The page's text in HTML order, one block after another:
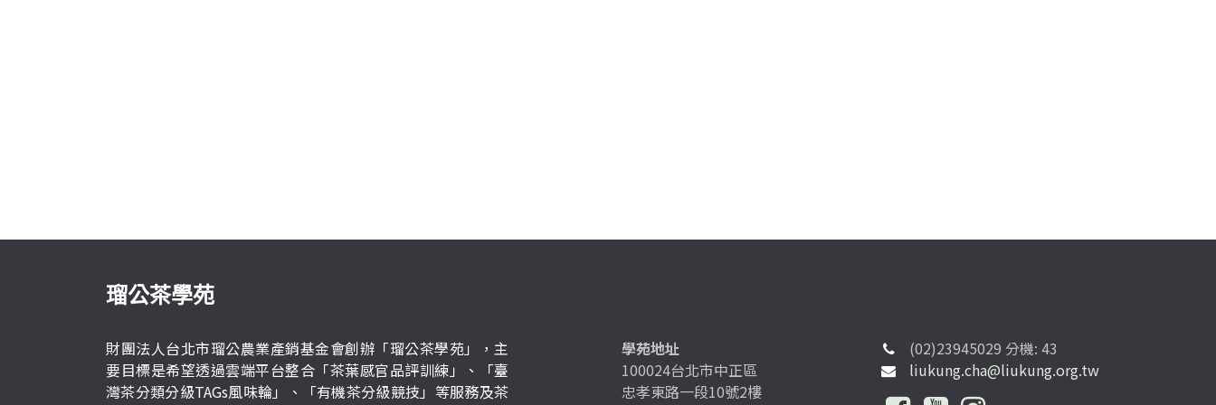
瑠公茶學苑
財團法人台北市瑠公農業產銷基金會創辦「瑠公茶學苑」，主
要目標是希望透過雲端平台整合「茶葉感官品評訓練」、「臺
灣茶分類分級TAGs風味輪」、「有機茶分級競技」等服務及茶
學苑地址
100024台北市中正區
忠孝東路一段10號2樓
(02)23945029 分機: 43
liukung.cha@liukung.org.tw